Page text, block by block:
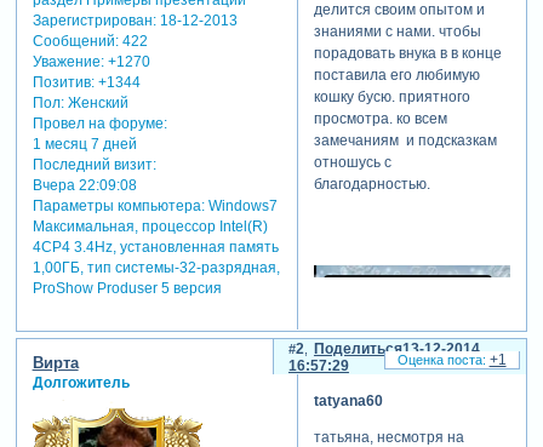
Зарегистрирован: 18-12-2013
Сообщений:422
Уважение: +1270
Позитив: +1344
Пол:Женский
Провел на форуме:
1 месяц 7 дней
Последний визит:
Вчера 22:09:08
Параметры компьютера:Windows7
Максимальная, процессор Intel(R)
4CP4 3.4Hz, установленная память
1,00ГБ, тип системы-32-разрядная,
ProShow Produser 5 версия
делится своим опытом и
знаниями с нами. чтобы
порадовать внука в в конце
поставила его любимую
кошку бусю. приятного
просмотра. ко всем
замечаниям и подсказкам
отношусь с
благодарностью.
Поделиться
2
13-12-2014
16:57:29
Вирта
Долгожитель
tatyana60
татьяна, несмотря на
+1